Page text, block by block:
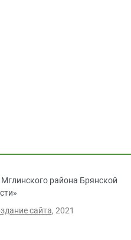
района Брянской
сайта, 2021